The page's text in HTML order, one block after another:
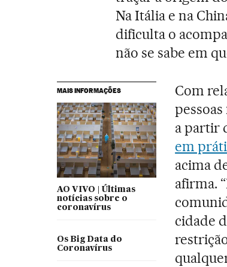
Na Itália e na
dificulta o
não se sabe em
MAIS INFORMAÇÕES
AO VIVO | Últimas
notícias sobre o
coronavírus
Os Big Data do
Coronavírus
Com
a partir
em
acima
afirma.
cidade